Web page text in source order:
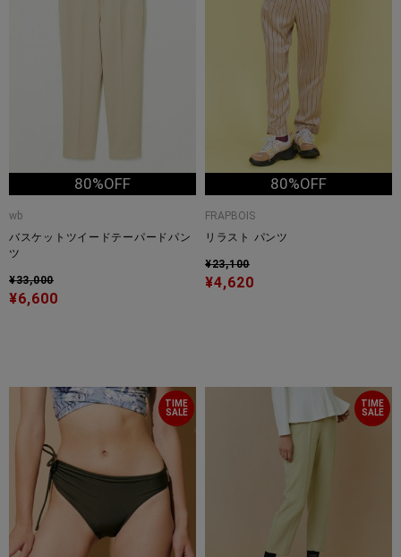
80%OFF
wb
バスケットツイードテーパードパン
ツ
¥33,000
¥6,600
80%OFF
FRAPBOIS
リラスト パンツ
¥23,100
¥4,620
TIME
SALE
TIME
SALE